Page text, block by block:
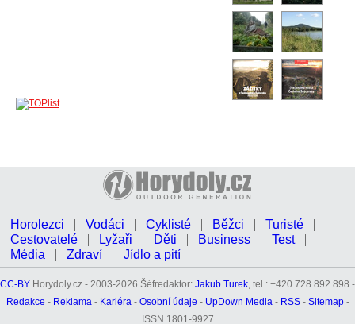
Horolezci Vodáci Cyklisté Běžci
Turisté
Cestovatelé
Lyžaři Děti Business
Test
Média
Zdraví Jídlo a pití
CC-BY Horydoly.cz - 2003-2026 Šéfredaktor: Jakub Turek, tel.: +420 728 892 898 -
Redakce - Reklama- Kariéra- Osobní údaje - UpDown Media- RSS- Sitemap-
ISSN 1801-9927